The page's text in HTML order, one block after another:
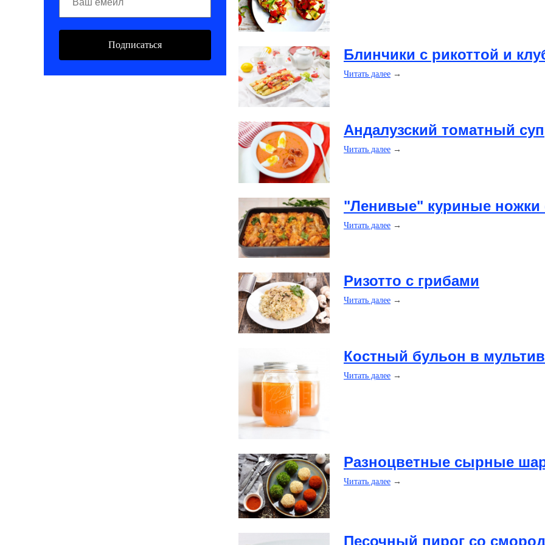
Подписаться
​Блинчики с рикоттой и
Читать далее →
​Андалузский томатный суп
Читать далее →
​"Ленивые" куриные
Читать далее →
​Ризотто с грибами
Читать далее →
​Костный бульон в
Читать далее →
​Разноцветные сырные
Читать далее →
​Песочный пирог со